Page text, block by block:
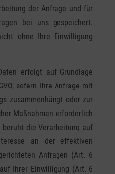
der Anfrage und für
bei uns gespeichert.
ohne Ihre Einwilligung
erfolgt auf Grundlage
sofern Ihre Anfrage mit
zusammenhängt oder zur
Maßnahmen erforderlich
die Verarbeitung auf
an der effektiven
Anfragen (Art. 6
Ihrer Einwilligung (Art. 6